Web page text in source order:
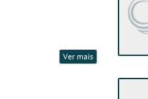
Ver mais